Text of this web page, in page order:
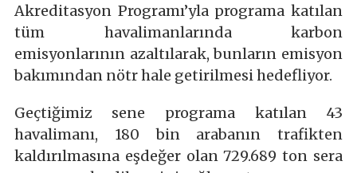
Akreditasyon Programı’yla programa katılan
tüm havalimanlarında karbon
emisyonlarının azaltılarak, bunların emisyon
bakımından nötr hale getirilmesi hedefliyor.
Geçtiğimiz sene programa katılan 43
havalimanı, 180 bin arabanın trafikten
kaldırılmasına eşdeğer olan 729.689 ton sera